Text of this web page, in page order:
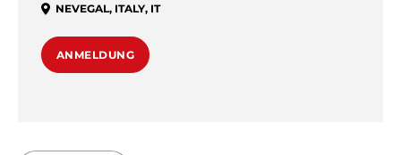
NEVEGAL, ITALY, IT
ANMELDUNG